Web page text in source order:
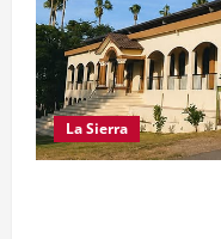
La Sierra